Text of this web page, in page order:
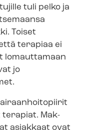
tuli pelko ja
Toiset
terapiaa ei
lomauttamaan
jo
terapiat. Mak­
asiakkaat ovat